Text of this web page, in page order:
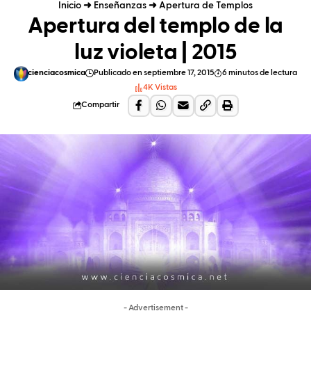
Inicio ➜ Enseñanzas ➜ Apertura de Templos
Apertura del templo de la
luz violeta | 2015
cienciacosmica Publicado en septiembre 17, 2015
6 minutos de lectura
4K Vistas
Compartir
- Advertisement -